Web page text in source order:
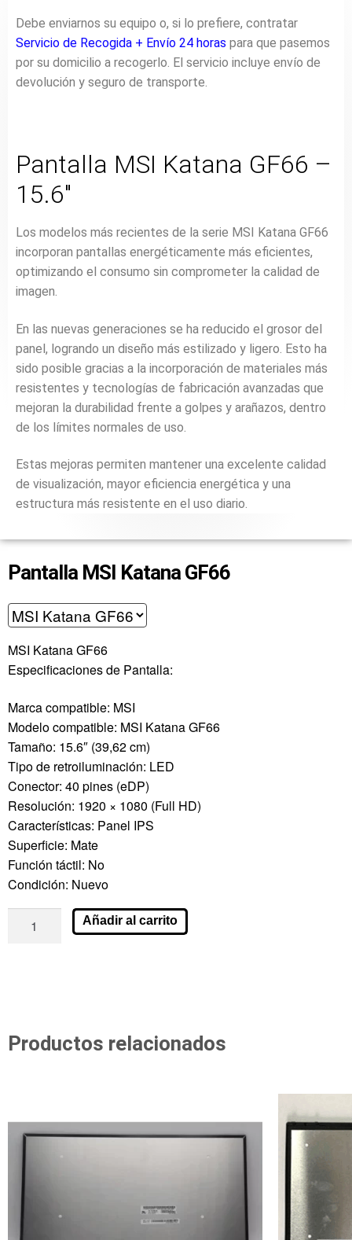
Debe enviarnos su equipo o, si lo prefiere, contratar
Servicio de Recogida + Envío 24 horas para que pasemos
por su domicilio a recogerlo. El servicio incluye envío de
devolución y seguro de transporte.
Pantalla MSI Katana GF66 –
15.6″
Los modelos más recientes de la serie MSI Katana GF66
incorporan pantallas energéticamente más eficientes,
optimizando el consumo sin comprometer la calidad de
imagen.
En las nuevas generaciones se ha reducido el grosor del
panel, logrando un diseño más estilizado y ligero. Esto ha
sido posible gracias a la incorporación de materiales más
resistentes y tecnologías de fabricación avanzadas que
mejoran la durabilidad frente a golpes y arañazos, dentro
de los límites normales de uso.
Estas mejoras permiten mantener una excelente calidad
de visualización, mayor eficiencia energética y una
estructura más resistente en el uso diario.
Pantalla MSI Katana GF66
MSI Katana GF66
Especificaciones de Pantalla:
Marca compatible: MSI
Modelo compatible: MSI Katana GF66
Tamaño: 15.6″ (39,62 cm)
Tipo de retroiluminación: LED
Conector: 40 pines (eDP)
Resolución: 1920 × 1080 (Full HD)
Características: Panel IPS
Superficie: Mate
Función táctil: No
Condición: Nuevo
Añadir al carrito
Productos relacionados